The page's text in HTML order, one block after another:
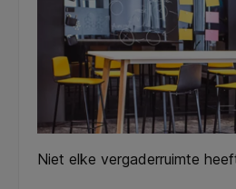
Niet elke vergaderruimte